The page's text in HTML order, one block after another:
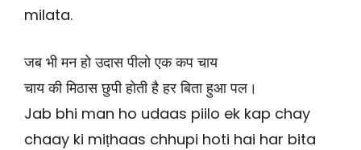
milata.
जब भी मन हो उदास पीलो एक कप चाय
चाय की मिठास छुपी होती है हर बिता हुआ पल।
Jab bhi man ho udaas piilo ek kap chay
chaay ki miṭhaas chhupi hoti hai har bita